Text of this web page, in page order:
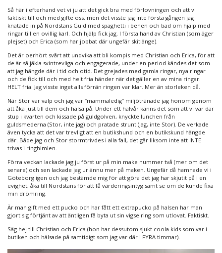
Så här i efterhand vet vi ju att det gick bra med förlovningen och att vi
faktiskt till och med gifte oss, men det visste jag inte första gången jag
knatade in på Nordstans Guld med spaghetti i benen och bad om hjälp med
ringar till en ovillig karl. Och hjälp fick jag. I första hand av Christian (som äger
plejset) och Erica (som har jobbat där ungefär skitlänge).
Det är oerhört svårt att undvika att bli kompis med Christian och Erica, för att
de är så jäkla svintrevliga och engagerade, under en period kändes det som
att jag hängde där i tid och otid. Det grejades med gamla ringar, nya ringar
och de fick till och med helt fria händer när det gäller en av mina ringar.
HELT fria. Jag visste inget alls förrän ringen var klar. Mer än storleken då.
När Stor var valp och jag var “mammaledig” miljötränade jag honom genom
att åka just till dem och hälsa på. Under ett halvår känns det som att vi var där
stup i kvarten och kissade på guldgolven, knyckte lunchen från
guldsmederna (Stor, inte jag) och pratade strunt (jag, inte Stor). De verkade
även tycka att det var trevligt att en butikshund och en butikskund hängde
där. Både jag och Stor stormtrivdes i alla fall, det går liksom inte att INTE
trivas i ringhimlen.
Förra veckan lackade jag ju först ur på min make nummer två (mer om det
senare) och sen lackade jag ur ännu mer på maken. Ungefär då hamnade vi i
Göteborg igen och jag bestämde mig för att göra det jag har skjutit på i en
evighet, åka till Nordstans för att få värderingsintyg samt se om de kunde fixa
min drömring.
Är man gift med ett pucko och har fått ett extrapucko på halsen har man
gjort sig förtjänt av att äntligen få byta ut sin vigselring som utlovat. Faktiskt.
Säg hej till Christian och Erica (hon har dessutom sjukt coola kids som var i
butiken och hälsade på samtidigt som jag var där i FYRA timmar).